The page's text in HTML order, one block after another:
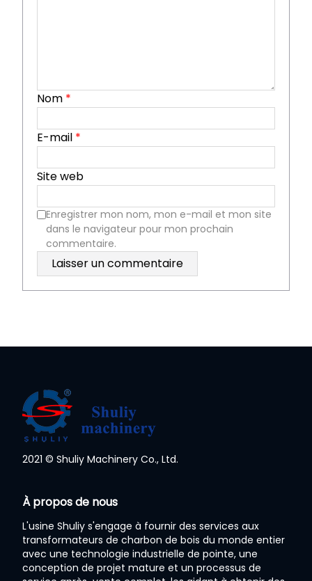
Nom *
E-mail *
Site web
Enregistrer mon nom, mon e-mail et mon site
dans le navigateur pour mon prochain
commentaire.
2021 © Shuliy Machinery Co., Ltd.
À propos de nous
L'usine Shuliy s'engage à fournir des services aux
transformateurs de charbon de bois du monde entier
avec une technologie industrielle de pointe, une
conception de projet mature et un processus de
Email
Wechat